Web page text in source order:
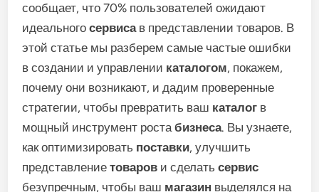
сообщает, что 70% пользователей ожидают
идеальногосервисав представлении товаров. В
этой статье мы разберем самые частые ошибки
в создании и управлении каталогом, покажем,
почему они возникают, и дадим проверенные
стратегии, чтобы превратить ваш каталог в
мощный инструмент ростабизнеса. Вы узнаете,
как оптимизировать поставки, улучшить
представлениетоваров и сделатьсервис
безупречным, чтобы ваш магазин выделялся на